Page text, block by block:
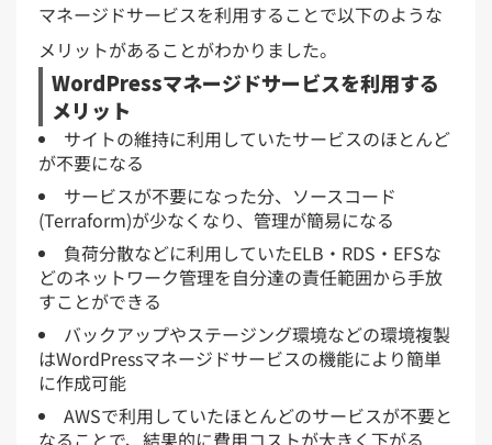
マネージドサービスを利用することで以下のような
メリットがあることがわかりました。
WordPressマネージドサービスを利用する
メリット
サイトの維持に利用していたサービスのほとんど
が不要になる
サービスが不要になった分、ソースコード
(Terraform)が少なくなり、管理が簡易になる
負荷分散などに利用していたELB・RDS・EFSな
どのネットワーク管理を自分達の責任範囲から手放
すことができる
バックアップやステージング環境などの環境複製
はWordPressマネージドサービスの機能により簡単
に作成可能
AWSで利用していたほとんどのサービスが不要と
なることで、結果的に費用コストが大きく下がる